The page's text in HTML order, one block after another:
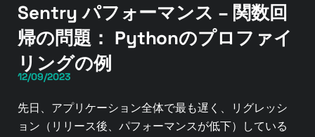
Sentry パフォーマンス – 関数回
帰の問題： Pythonのプロファイ
リングの例
12/09/2023
先日、アプリケーション全体で最も遅く、リグレッシ
ョン（リリース後、パフォーマンスが低下）している